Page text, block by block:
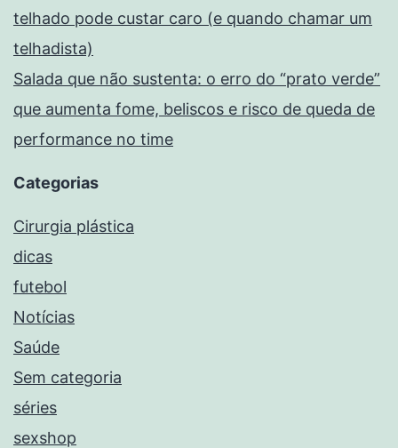
telhado pode custar caro (e quando chamar um
telhadista)
Salada que não sustenta: o erro do “prato verde”
que aumenta fome, beliscos e risco de queda de
performance no time
Categorias
Cirurgia plástica
dicas
futebol
Notícias
Saúde
Sem categoria
séries
sexshop